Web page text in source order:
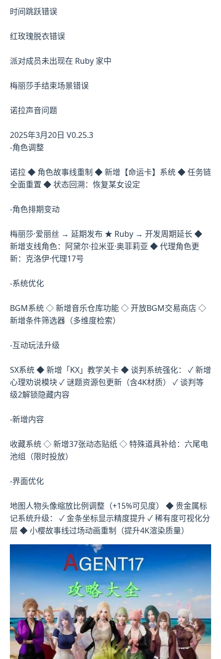
时间跳跃错误
红玫瑰脱衣错误
派对成员未出现在 Ruby 家中
梅丽莎手结束场景错误
诺拉声音问题
2025年3月20日 V0.25.3
-角色调整
诺拉 ◆ 角色故事线重制 ◆ 新增【命运卡】系统 ◆ 任务链
全面重置 ◆ 状态回溯：恢复某女设定
-角色排期变动
梅丽莎·爱丽丝 → 延期发布 ★ Ruby → 开发周期延长 ◆
新增支线角色：阿黛尔·拉米亚·奥菲莉亚 ◆ 代理角色更
新：克洛伊·代理17号
-系统优化
BGM系统 ◇ 新增音乐仓库功能 ◇ 开放BGM交易商店 ◇
新增条件筛选器（多维度检索）
-互动玩法升级
SX系统 ◆ 新增「KX」教学关卡 ◆ 谈判系统强化： ✓ 新增
心理劝说模块 ✓ 谜题资源包更新（含4K材质） ✓ 谈判等
级2解锁隐藏内容
-新增内容
收藏系统 ◇ 新增37张动态贴纸 ◇ 特殊道具补给：六尾电
池组（限时投放）
-界面优化
地图人物头像缩放比例调整（+15%可见度） ◆ 贵金属标
记系统升级： ✓ 金条坐标显示精度提升 ✓ 稀有度可视化分
层 ◆ 小樱故事线过场动画重制（提升4K渲染质量）